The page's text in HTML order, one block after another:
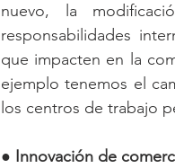
nuevo, la
responsabilidades
que impacten en la
ejemplo tenemos el
los centros de trabajo
● Innovación de